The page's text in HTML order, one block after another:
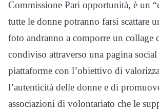
Commissione Pari opportunità, è un
tutte le donne potranno farsi scattare
foto andranno a comporre un collage
condiviso attraverso una pagina social
piattaforme con l’obiettivo di
l’autenticità delle donne e di
associazioni di volontariato che le